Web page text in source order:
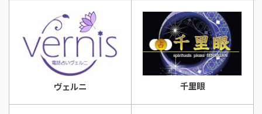
ヴェルニ 千里眼